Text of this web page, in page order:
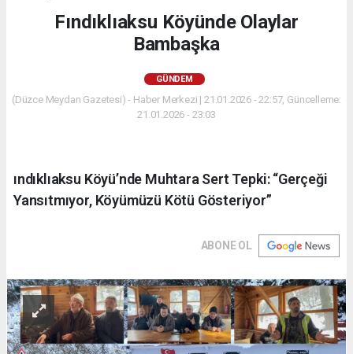
Fındıklıaksu Köyünde Olaylar
Bambaşka
GÜNDEM
(Düzce Meydan Gazetesi) - Haber Merkezi | 21.01.2026 - 22:57, Güncelleme:
21.01.2026 - 23:03
ındıklıaksu Köyü’nde Muhtara Sert Tepki: “Gerçeği
Yansıtmıyor, Köyümüzü Kötü Gösteriyor”
ABONE OL